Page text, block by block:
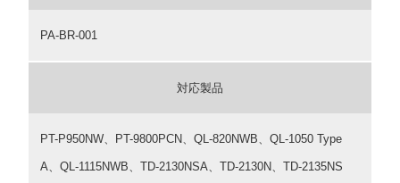
PA-BR-001
対応製品
PT-P950NW、PT-9800PCN、QL-820NWB、QL-1050 Type
A、QL-1115NWB、TD-2130NSA、TD-2130N、TD-2135NS